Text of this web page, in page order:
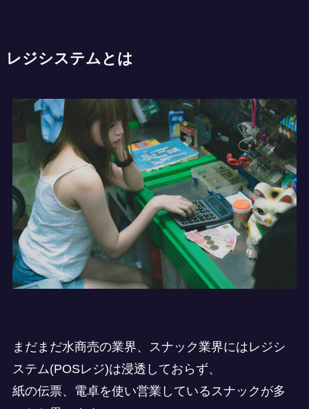
レジシステムとは
まだまだ水商売の業界、スナック業界にはレジシ
ステム(POSレジ)は浸透しておらず、
紙の伝票、電卓を使い営業しているスナックが多